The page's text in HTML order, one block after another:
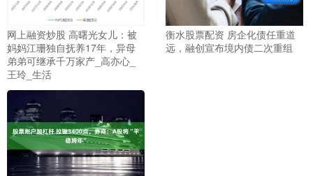
网上融资炒股 高曙光女儿：被
妈妈江珊独自抚养17年，异母
弟弟可继承千万家产_高亦心_
王玲_生活
衡水股票配资 房企化债任重道
远，融创宣布境内债二次重组